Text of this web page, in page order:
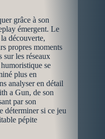
grâce à son
émergent. Le
découverte,
propres moments
sur les réseaux
se
plus en
analyser en détail
a Gun, de son
par son
déterminer si ce jeu
pépite